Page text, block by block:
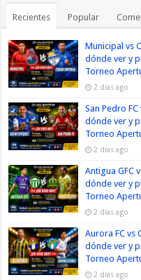
Recientes Popular
Municipal vs
dónde ver y
Torneo
2 días ago
San Pedro
dónde ver y
Torneo
2 días ago
Antigua GFC
dónde ver y
Torneo
2 días ago
Aurora FC vs
dónde ver y
Torneo
2 días ago